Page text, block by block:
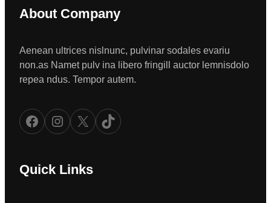
About Company
Aenean ultrices nislnunc, pulvinar sodales evariu
non.as Namet pulv ina libero fringill auctor lemnisdolo
repea ndus. Tempor autem.
Facebook Instagram X TikTok
Quick Links